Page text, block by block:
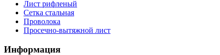
Лист рифленый
Сетка стальная
Проволока
Просечно-вытяжной лист
Информация